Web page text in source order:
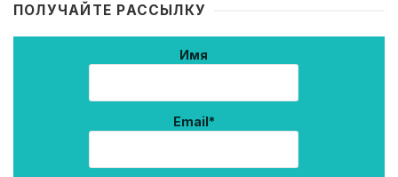
ПОЛУЧАЙТЕ РАССЫЛКУ
Имя
Email*